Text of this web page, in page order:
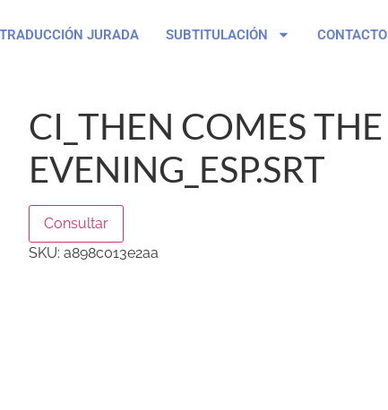
TRADUCCIÓN JURADA SUBTITULACIÓN CONTACTO
CI_THEN COMES THE
EVENING_ESP.SRT
Consultar
SKU: a898c013e2aa